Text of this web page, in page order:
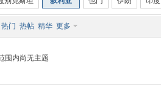
热门 热帖 精华 更多
围内尚无主题